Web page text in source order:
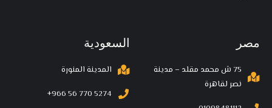
مصر
75 ش محمد مقلد – مدينة
نصر لقاهرة
السعودية
المدينة المنورة
‪+966 56 770 5274‬